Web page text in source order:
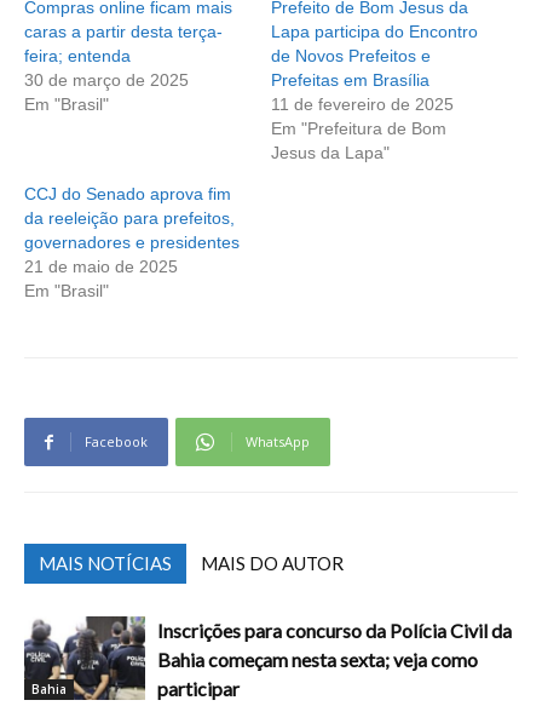
Compras online ficam mais
caras a partir desta terça-
feira; entenda
30 de março de 2025
Em "Brasil"
Prefeito de Bom Jesus da
Lapa participa do Encontro
de Novos Prefeitos e
Prefeitas em Brasília
11 de fevereiro de 2025
Em "Prefeitura de Bom
Jesus da Lapa"
CCJ do Senado aprova fim
da reeleição para prefeitos,
governadores e presidentes
21 de maio de 2025
Em "Brasil"
Facebook WhatsApp
MAIS NOTÍCIAS MAIS DO AUTOR
Bahia
Inscrições para concurso da Polícia Civil da
Bahia começam nesta sexta; veja como
participar